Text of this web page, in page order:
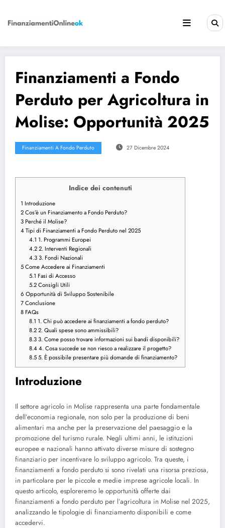
contenuto
Finanziamenti a Fondo
Perduto per Agricoltura in
Molise: Opportunità 2025
Finanziamenti A Fondo Perduto 27 Dicembre 2024
Indice dei contenuti
1 Introduzione
2Cos’è un Finanziamento a Fondo Perduto?
3 Perché il Molise?
4Tipi di Finanziamenti a Fondo Perduto nel 2025
4.1 1. Programmi Europei
4.22. Interventi Regionali
4.33. Fondi Nazionali
5Come Accedere ai Finanziamenti
5.1 Fasi di Accesso
5.2Consigli Utili
6 Opportunità di Sviluppo Sostenibile
7Conclusione
8 FAQs
8.1 1. Chi può accedere ai finanziamenti a fondo perduto?
8.22. Quali spese sono ammissibili?
8.33. Come posso trovare informazioni sui bandi disponibili?
8.44. Cosa succede se non riesco a realizzare il progetto?
8.55. È possibile presentare più domande di finanziamento?
Introduzione
Il settore agricolo in Molise rappresenta una parte fondamentale
dell’economia regionale, non solo per la produzione di beni
alimentari ma anche per la preservazione del paesaggio e la
promozione del turismo rurale. Negli ultimi anni, le istituzioni
europee e nazionali hanno attivato diverse misure di sostegno
finanziario per incentivare lo sviluppo agricolo. Tra queste, i
finanziamenti a fondo perduto si sono rivelati una risorsa preziosa,
in particolare per le piccole e medie imprese agricole locali. In
questo articolo, esploreremo le opportunità offerte dai
finanziamenti a fondo perduto per l’agricoltura in Molise nel 2025,
analizzando le tipologie di finanziamento disponibili e come
accedervi.